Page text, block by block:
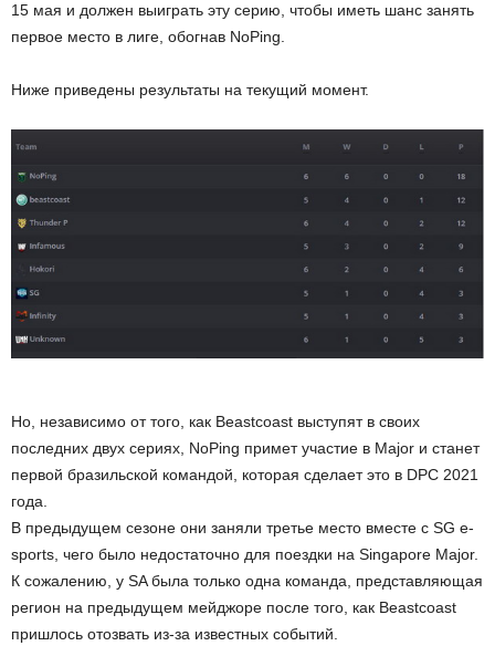
15 мая и должен выиграть эту серию, чтобы иметь шанс занять
первое место в лиге, обогнав NoPing.
Ниже приведены результаты на текущий момент.
Но, независимо от того, как Beastcoast выступят в своих
последних двух сериях, NoPing примет участие в Major и станет
первой бразильской командой, которая сделает это в DPC 2021
года.
В предыдущем сезоне они заняли третье место вместе с SG e-
sports, чего было недостаточно для поездки на Singapore Major.
К сожалению, у SA была только одна команда, представляющая
регион на предыдущем мейджоре после того, как Beastcoast
пришлось отозвать из-за известных событий.